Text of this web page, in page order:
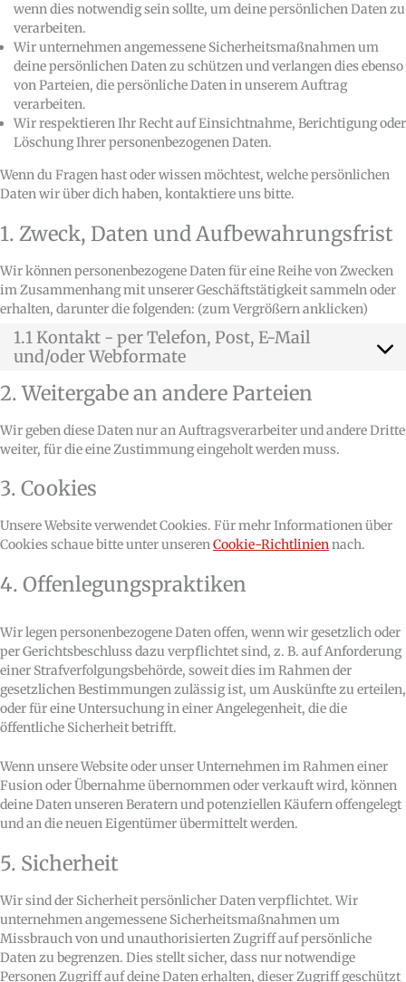
wenn dies notwendig sein sollte, um deine persönlichen Daten zu
verarbeiten.
Wir unternehmen angemessene Sicherheitsmaßnahmen um
deine persönlichen Daten zu schützen und verlangen dies ebenso
von Parteien, die persönliche Daten in unserem Auftrag
verarbeiten.
Wir respektieren Ihr Recht auf Einsichtnahme, Berichtigung oder
Löschung Ihrer personenbezogenen Daten.
Wenn du Fragen hast oder wissen möchtest, welche persönlichen
Daten wir über dich haben, kontaktiere uns bitte.
1. Zweck, Daten und Aufbewahrungsfrist
Wir können personenbezogene Daten für eine Reihe von Zwecken
im Zusammenhang mit unserer Geschäftstätigkeit sammeln oder
erhalten, darunter die folgenden: (zum Vergrößern anklicken)
1.1 Kontakt - per Telefon, Post, E-Mail
und/oder Webformate
2. Weitergabe an andere Parteien
Wir geben diese Daten nur an Auftragsverarbeiter und andere Dritte
weiter, für die eine Zustimmung eingeholt werden muss.
3. Cookies
Unsere Website verwendet Cookies. Für mehr Informationen über
Cookies schaue bitte unter unserenCookie-Richtliniennach.
4. Offenlegungspraktiken
Wir legen personenbezogene Daten offen, wenn wir gesetzlich oder
per Gerichtsbeschluss dazu verpflichtet sind, z. B. auf Anforderung
einer Strafverfolgungsbehörde, soweit dies im Rahmen der
gesetzlichen Bestimmungen zulässig ist, um Auskünfte zu erteilen,
oder für eine Untersuchung in einer Angelegenheit, die die
öffentliche Sicherheit betrifft.
Wenn unsere Website oder unser Unternehmen im Rahmen einer
Fusion oder Übernahme übernommen oder verkauft wird, können
deine Daten unseren Beratern und potenziellen Käufern offengelegt
und an die neuen Eigentümer übermittelt werden.
5. Sicherheit
Wir sind der Sicherheit persönlicher Daten verpflichtet. Wir
unternehmen angemessene Sicherheitsmaßnahmen um
Missbrauch von und unauthorisierten Zugriff auf persönliche
Daten zu begrenzen. Dies stellt sicher, dass nur notwendige
Personen Zugriff auf deine Daten erhalten, dieser Zugriff geschützt